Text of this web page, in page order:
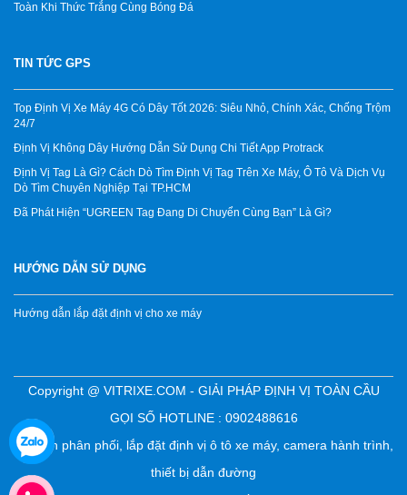
Toàn Khi Thức Trắng Cùng Bóng Đá
TIN TỨC GPS
Top Định Vị Xe Máy 4G Có Dây Tốt 2026: Siêu Nhỏ, Chính Xác, Chống Trộm
24/7
Định Vị Không Dây Hướng Dẫn Sử Dụng Chi Tiết App Protrack
Định Vị Tag Là Gì? Cách Dò Tìm Định Vị Tag Trên Xe Máy, Ô Tô Và Dịch Vụ
Dò Tìm Chuyên Nghiệp Tại TP.HCM
Đã Phát Hiện “UGREEN Tag Đang Di Chuyển Cùng Bạn” Là Gì?
HƯỚNG DẪN SỬ DỤNG
Hướng dẫn lắp đặt định vị cho xe máy
Copyright @ VITRIXE.COM - GIẢI PHÁP ĐỊNH VỊ TOÀN CẦU
GỌI SỐ HOTLINE : 0902488616
Chuyên phân phối, lắp đặt định vị ô tô xe máy, camera hành trình,
thiết bị dẫn đường